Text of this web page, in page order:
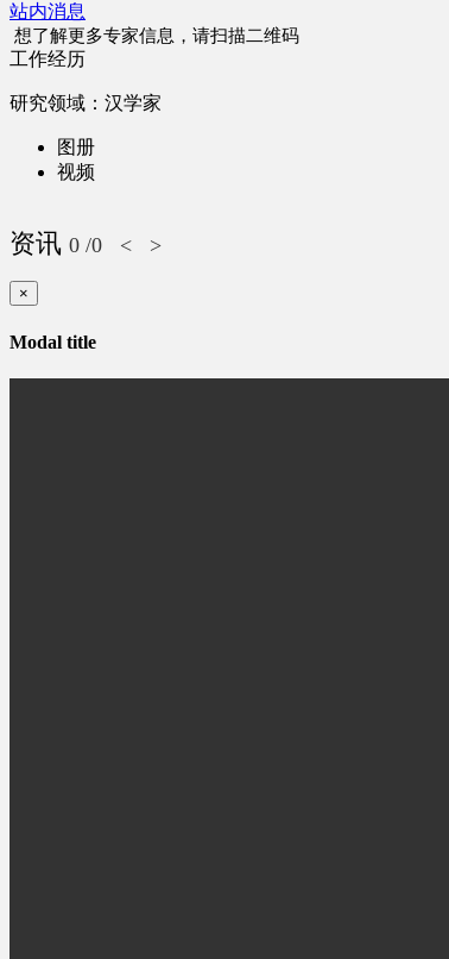
站内消息
想了解更多专家信息，请扫描二维码
工作经历
研究领域：汉学家
图册
视频
资讯 0 /0 < >
×
Modal title